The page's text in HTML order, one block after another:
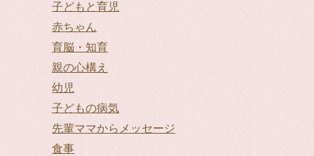
子どもと育児
赤ちゃん
育脳・知育
親の心構え
幼児
子どもの病気
先輩ママからメッセージ
食事